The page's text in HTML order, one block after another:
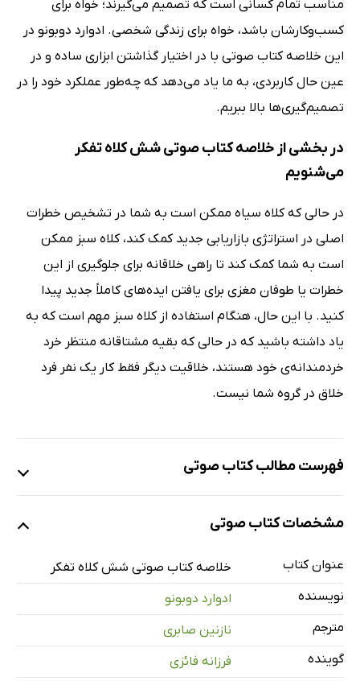
مناسب تمام کسانی است که تصمیم می‌گیرند؛ خواه برای
کسب‌وکارشان باشد، خواه برای زندگی شخصی. ادوارد دوبونو در
این خلاصه کتاب صوتی با در اختیار گذاشتن ابزاری ساده و در
عین حال کاربردی، به ما یاد می‌دهد که چه‌طور عملکرد خود را در
تصمیم‌گیری‌ها بالا ببریم.
در بخشی از خلاصه کتاب صوتی شش کلاه تفکر
می‌شنویم
در حالی که کلاه سیاه ممکن است به شما در تشخیص خطرات
اصلی در استراتژی بازاریابی جدید کمک کند، کلاه سبز ممکن
است به شما کمک کند تا راهی خلاقانه برای جلوگیری از این
خطرات یا طوفان مغزی برای یافتن ایده‌های کاملاً جدید پیدا
کنید. با این حال، هنگام استفاده از کلاه سبز مهم است که به
یاد داشته باشید که در حالی که بقیه مشتاقانه منتظر خرد
خردمندانه‌ی خود هستند، خلاقیت دیگر فقط کار یک نفر فرد
خلاق در گروه شما نیست.
فهرست مطالب کتاب صوتی
نمونه
1 دقیقه معرفی
متن پشت جلد
در این کتاب چه چیزی یاد می‌گیریم؟
خلاصه‌ی کتاب
مشخصات کتاب صوتی
عنوان کتاب
خلاصه کتاب صوتی شش کلاه تفکر
نویسنده
ادوارد دوبونو
مترجم
نازنین صابری
گوینده
فرزانه فائزی